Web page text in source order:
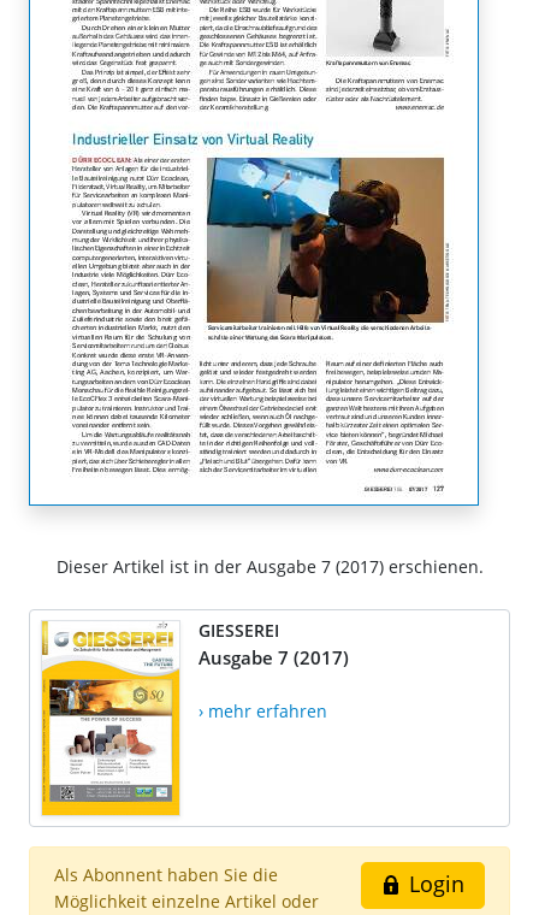
Dieser Artikel ist in der Ausgabe 7 (2017) erschienen.
GIESSEREI
Ausgabe 7 (2017)
› mehr erfahren
Login
Als Abonnent haben Sie die
Möglichkeit einzelne Artikel oder